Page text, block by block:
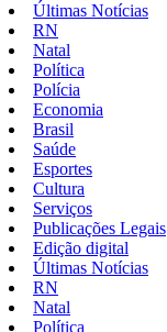
Últimas Notícias
RN
Natal
Política
Polícia
Economia
Brasil
Saúde
Esportes
Cultura
Serviços
Publicações Legais
Edição digital
Últimas Notícias
RN
Natal
Política